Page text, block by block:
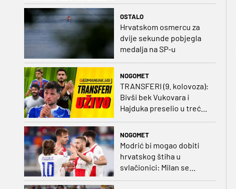
OSTALO
Hrvatskom osmercu za
dvije sekunde pobjegla
medalja na SP-u
NOGOMET
TRANSFERI (9. kolovoza):
Bivši bek Vukovara i
Hajduka preselio u treću
NOGOMET
Modrić bi mogao dobiti
hrvatskog štiha u
svlačionici: Milan se
raspituje za usluge